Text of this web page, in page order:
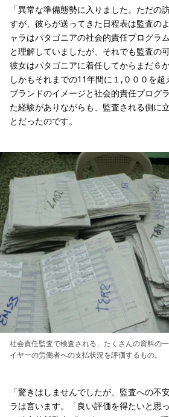
「異常な準備態勢に入りました。ただの
すが、彼らが送ってきた日程表は監査
ャラはパタゴニアの社会的責任プログラ
と理解していましたが、それでも監査の
彼女はパタゴニアに着任してからまだ６
しかもそれまでの11年間に１,０００を
ブランドのイメージと社会的責任プログ
た経験がありながらも、監査される側に
とだったのです。
社会責任監査で検査される、たくさんの資料の
イヤーの労働者への支払状況を評価するもの。
「驚きはしませんでしたが、監査への不
ラは言います。「良い評価を得たいと思